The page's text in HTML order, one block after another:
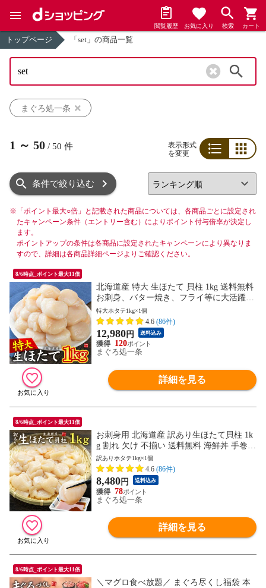
閲覧履歴 お気に入り 検索 カート
トップページ 「set」の商品一覧
まぐろ処一条
1 ～ 50 / 50 件
表示形式
を変更
条件で絞り込む
※ 「ポイント最大○倍」と記載された商品については、各商品ごとに設定され
たキャンペーン条件（エントリー含む）によりポイント付与倍率が決定し
ます。
ポイントアップの条件は各商品に設定されたキャンペーンにより異なりま
すので、詳細は各商品詳細ページよりご確認ください。
8/6時点_ポイント最大11倍
北海道産 特大 生ほたて 貝柱 1kg 送料無料
お刺身、バター焼き、フライ等に大活躍
[[特大ホタテ1kg]
特大ホタテ1kg×1個
4.6 (86件)
12,980円 送料込み
120
まぐろ処一条
詳細を見る
8/6時点_ポイント最大11倍
お刺身用 北海道産 訳あり生ほたて貝柱 1k
g 割れ 欠け 不揃い 送料無料 海鮮丼 手巻き
寿し[[訳ありホタテ1kg]
訳ありホタテ1kg×1個
4.6 (86件)
8,480円 送料込み
78
まぐろ処一条
詳細を見る
8/6時点_ポイント最大11倍
＼マグロ食べ放題／ まぐろ尽くし福袋 本